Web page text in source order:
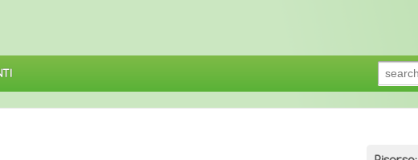
Search
for: